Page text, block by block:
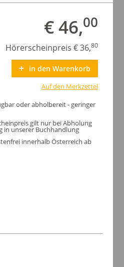
€ 46,00
Hörerscheinpreis € 36,80
in den Warenkorb
Auf den Merkzettel
oder abholbereit - geringer
gilt nur bei Abholung
in unserer Buchhandlung
innerhalb Österreich ab